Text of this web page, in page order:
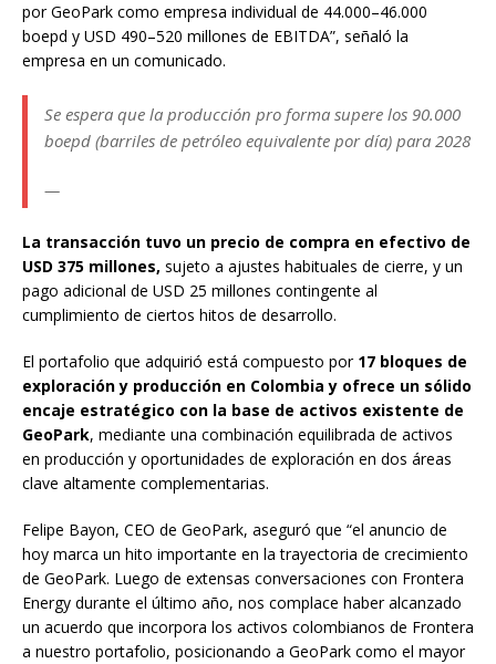
por GeoPark como empresa individual de 44.000–46.000
boepd y USD 490–520 millones de EBITDA”, señaló la
empresa en un comunicado.
Se espera que la producción pro forma supere los 90.000
boepd (barriles de petróleo equivalente por día) para 2028
—
La transacción tuvo un precio de compra en efectivo de
USD 375 millones, sujeto a ajustes habituales de cierre, y un
pago adicional de USD 25 millones contingente al
cumplimiento de ciertos hitos de desarrollo.
El portafolio que adquirió está compuesto por 17 bloques de
exploración y producción en Colombia y ofrece un sólido
encaje estratégico con la base de activos existente de
GeoPark, mediante una combinación equilibrada de activos
en producción y oportunidades de exploración en dos áreas
clave altamente complementarias.
Felipe Bayon, CEO de GeoPark, aseguró que “el anuncio de
hoy marca un hito importante en la trayectoria de crecimiento
de GeoPark. Luego de extensas conversaciones con Frontera
Energy durante el último año, nos complace haber alcanzado
un acuerdo que incorpora los activos colombianos de Frontera
a nuestro portafolio, posicionando a GeoPark como el mayor